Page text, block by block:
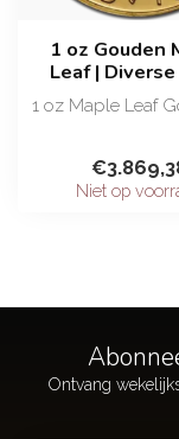
1 oz Gouden
Leaf | Diverse
1 oz Maple Leaf
Leaf behoort
intro...
Niet op